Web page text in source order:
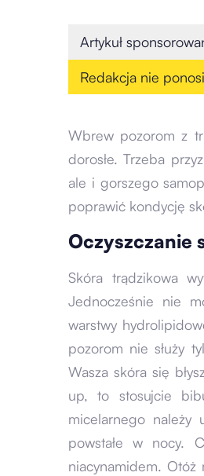
Artykuł
Redakcja nie
Wbrew pozorom z
dorosłe. Trzeba
ale i gorszego
poprawić kondycję
Oczyszczanie
Skóra trądzikowa
Jednocześnie nie
warstwy
pozorom nie służy
Wasza skóra się
up, to stosujcie
micelarnego należy
powstałe w nocy.
niacynamidem.